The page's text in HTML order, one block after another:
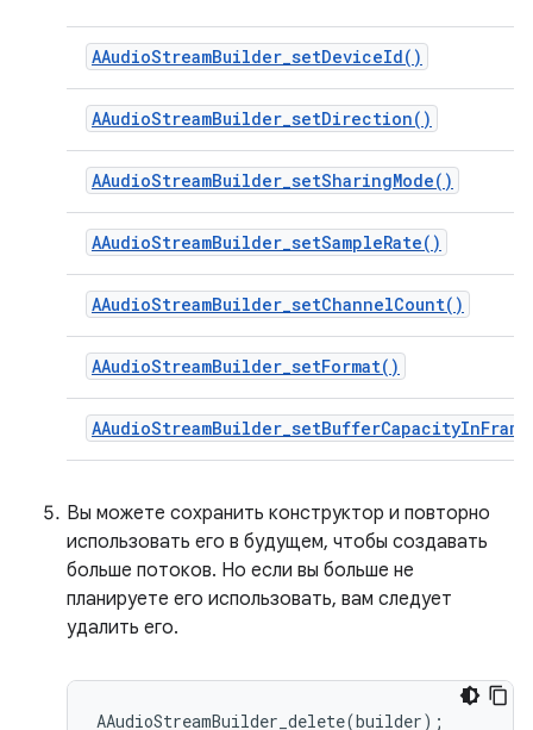
AAudioStreamBuilder_setDeviceId()
AAudioStreamBuilder_setDirection()
AAudioStreamBuilder_setSharingMode()
AAudioStreamBuilder_setSampleRate()
AAudioStreamBuilder_setChannelCount()
AAudioStreamBuilder_setFormat()
Вы можете сохранить конструктор и повторно
использовать его в будущем, чтобы создавать
больше потоков. Но если вы больше не
планируете его использовать, вам следует
удалить его.